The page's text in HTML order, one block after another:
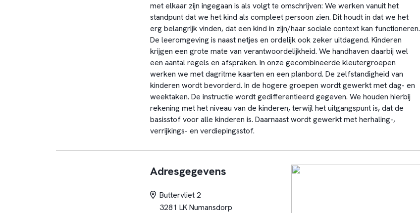
met elkaar zijn ingegaan is als volgt te omschrijven: We werken vanuit het
standpunt dat we het kind als compleet persoon zien. Dit houdt in dat we het
erg belangrijk vinden, dat een kind in zijn/haar sociale context kan functioneren.
De leeromgeving is naast netjes en ordelijk ook zeker uitdagend. Kinderen
krijgen een grote mate van verantwoordelijkheid. We handhaven daarbij wel
een aantal regels en afspraken. In onze gecombineerde kleutergroepen
werken we met dagritme kaarten en een planbord. De zelfstandigheid van
kinderen wordt bevorderd. In de hogere groepen wordt gewerkt met dag- en
weektaken. De instructie wordt gedifferentieerd gegeven. We houden hierbij
rekening met het niveau van de kinderen, terwijl het uitgangspunt is, dat de
basisstof voor alle kinderen is. Daarnaast wordt gewerkt met herhaling-,
verrijkings- en verdiepingsstof.
Adresgegevens
Buttervliet 2
3281 LK Numansdorp